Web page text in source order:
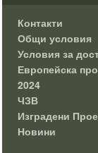
Контакти
Общи условия
Условия за
Европейска
2024
ЧЗВ
Изградени
Новини